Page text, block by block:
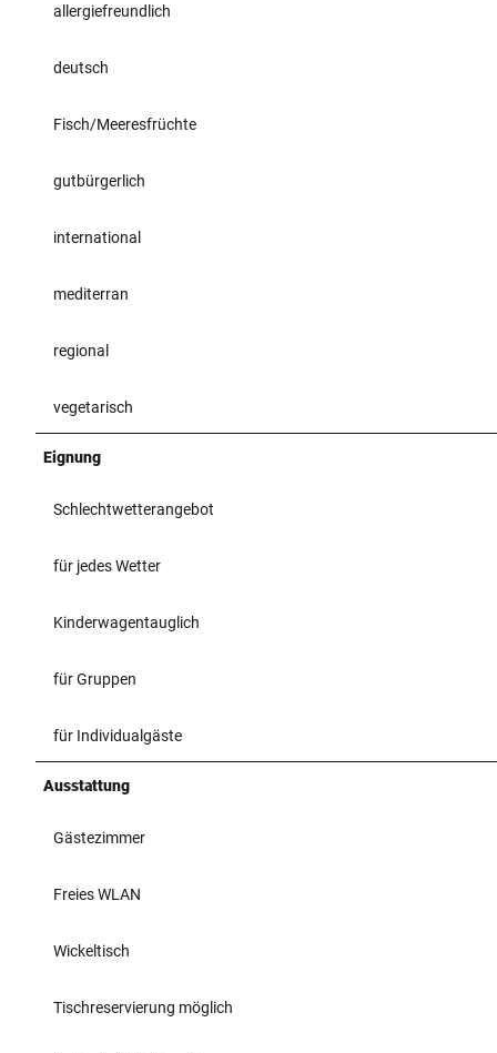
allergiefreundlich
deutsch
Fisch/Meeresfrüchte
gutbürgerlich
international
mediterran
regional
vegetarisch
Eignung
Schlechtwetterangebot
für jedes Wetter
Kinderwagentauglich
für Gruppen
für Individualgäste
Ausstattung
Gästezimmer
Freies WLAN
Wickeltisch
Tischreservierung möglich